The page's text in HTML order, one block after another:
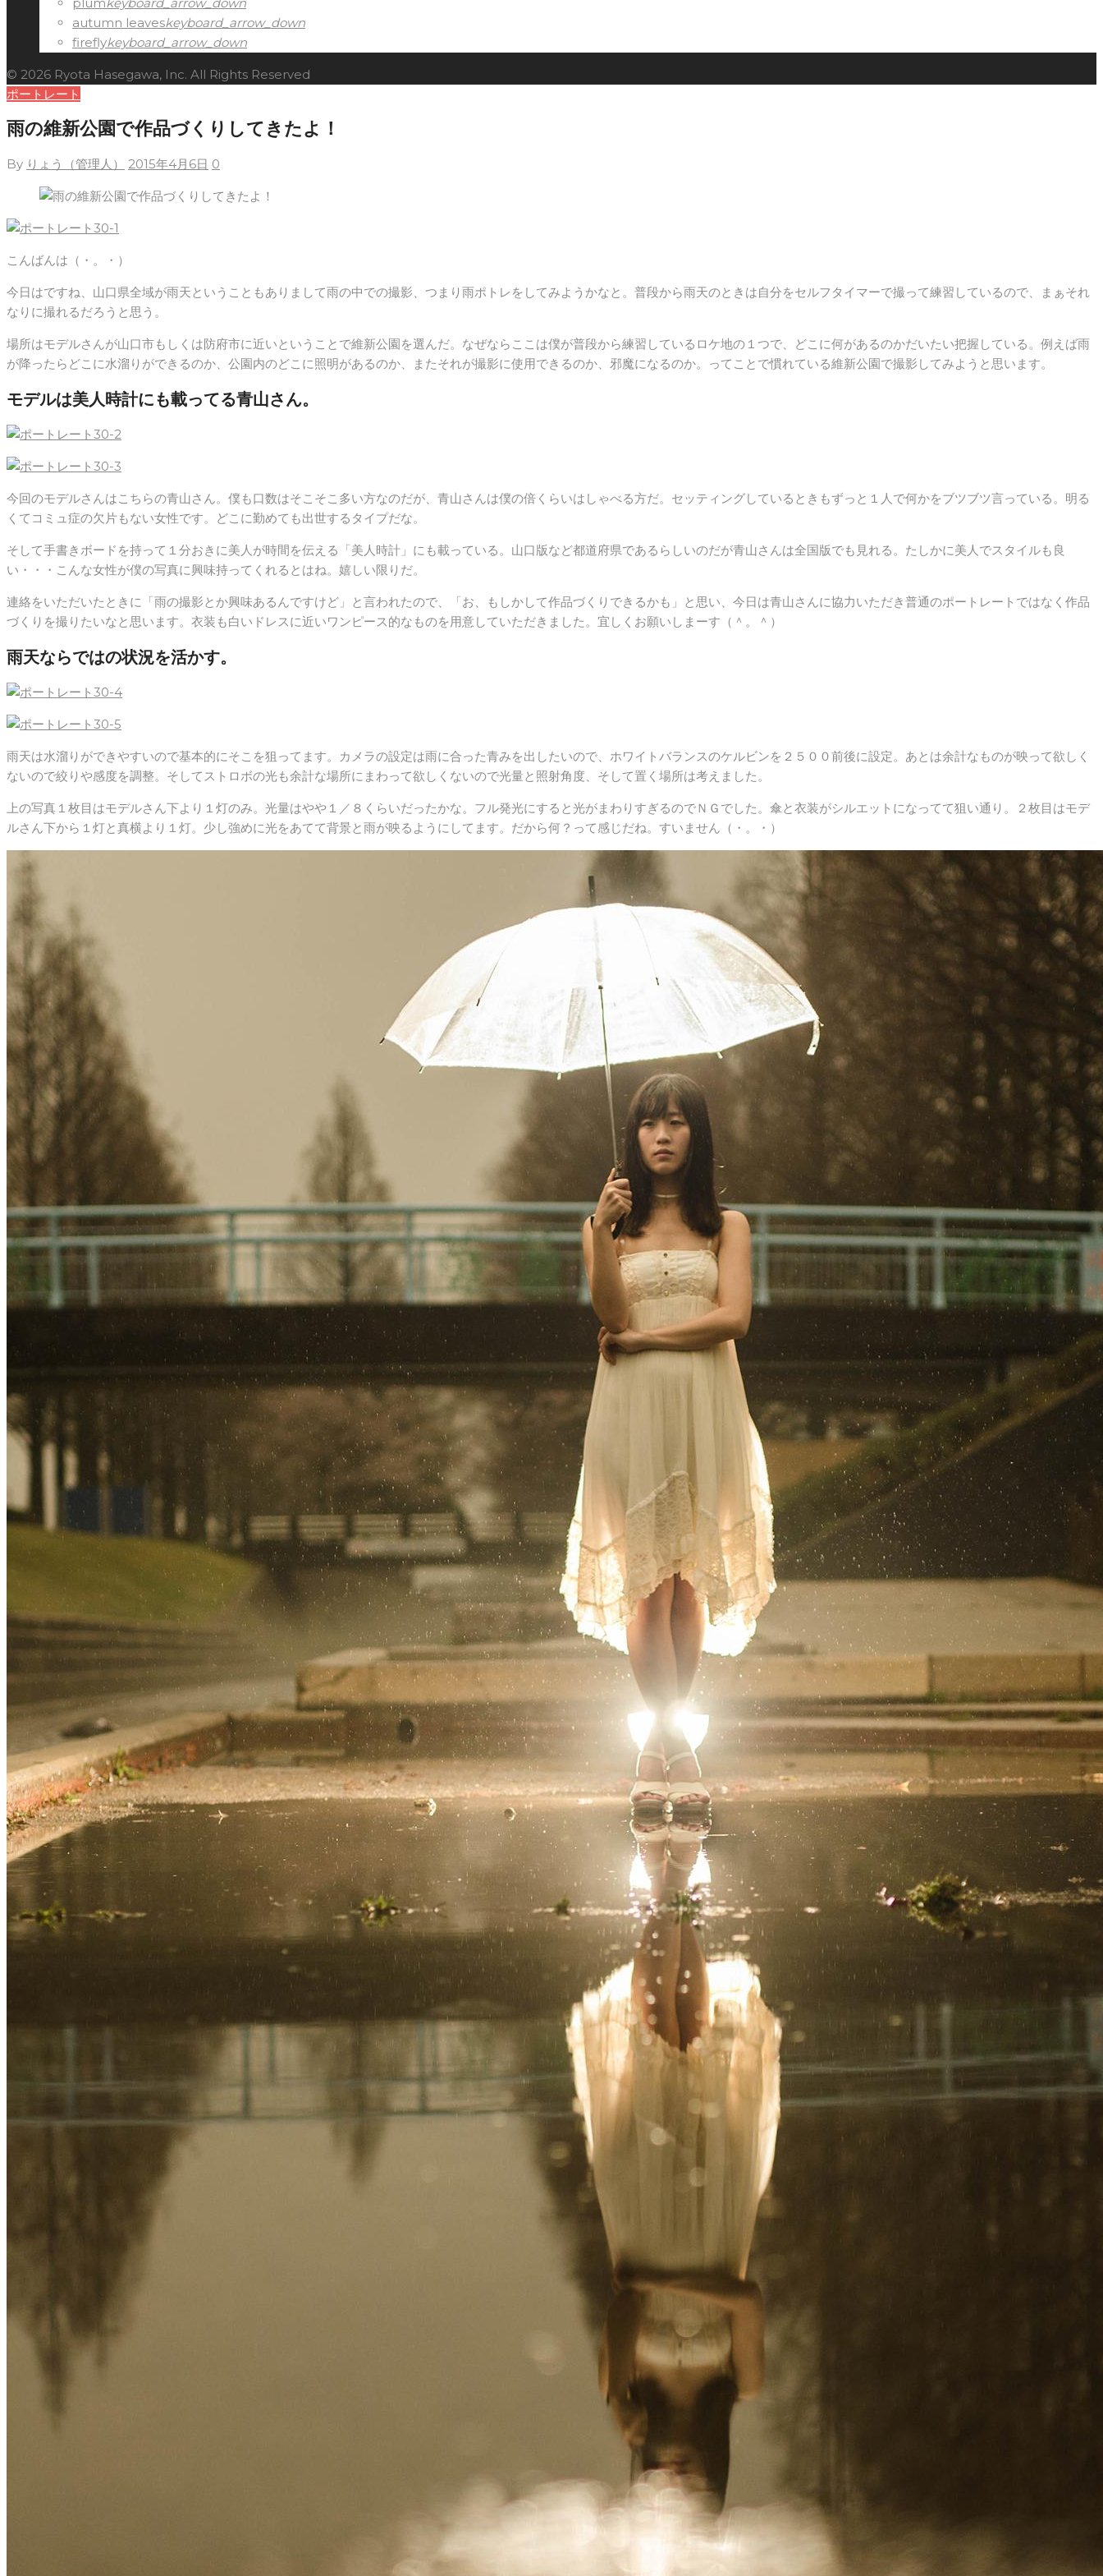
autumn leaveskeyboard_arrow_down
fireflykeyboard_arrow_down
© 2026 Ryota Hasegawa, Inc. All Rights Reserved
ポートレート
雨の維新公園で作品づくりしてきたよ！
By りょう（管理人） 2015年4月6日 0
こんばんは（・。・）
今日はですね、山口県全域が雨天ということもありまして雨の中での撮影、つまり雨ポトレをしてみようかなと。普段から雨天のときは自分をセルフタイマーで撮って練習しているので、まぁそれ
なりに撮れるだろうと思う。
場所はモデルさんが山口市もしくは防府市に近いということで維新公園を選んだ。なぜならここは僕が普段から練習しているロケ地の１つで、どこに何があるのかだいたい把握している。例えば雨
が降ったらどこに水溜りができるのか、公園内のどこに照明があるのか、またそれが撮影に使用できるのか、邪魔になるのか。ってことで慣れている維新公園で撮影してみようと思います。
モデルは美人時計にも載ってる青山さん。
今回のモデルさんはこちらの青山さん。僕も口数はそこそこ多い方なのだが、青山さんは僕の倍くらいはしゃべる方だ。セッティングしているときもずっと１人で何かをブツブツ言っている。明る
くてコミュ症の欠片もない女性です。どこに勤めても出世するタイプだな。
そして手書きボードを持って１分おきに美人が時間を伝える「美人時計」にも載っている。山口版など都道府県であるらしいのだが青山さんは全国版でも見れる。たしかに美人でスタイルも良
い・・・こんな女性が僕の写真に興味持ってくれるとはね。嬉しい限りだ。
連絡をいただいたときに「雨の撮影とか興味あるんですけど」と言われたので、「お、もしかして作品づくりできるかも」と思い、今日は青山さんに協力いただき普通のポートレートではなく作品
づくりを撮りたいなと思います。衣装も白いドレスに近いワンピース的なものを用意していただきました。宜しくお願いしまーす（＾。＾）
雨天ならではの状況を活かす。
雨天は水溜りができやすいので基本的にそこを狙ってます。カメラの設定は雨に合った青みを出したいので、ホワイトバランスのケルビンを２５００前後に設定。あとは余計なものが映って欲しく
ないので絞りや感度を調整。そしてストロボの光も余計な場所にまわって欲しくないので光量と照射角度、そして置く場所は考えました。
上の写真１枚目はモデルさん下より１灯のみ。光量はやや１／８くらいだったかな。フル発光にすると光がまわりすぎるのでＮＧでした。傘と衣装がシルエットになってて狙い通り。２枚目はモデ
ルさん下から１灯と真横より１灯。少し強めに光をあてて背景と雨が映るようにしてます。だから何？って感じだね。すいません（・。・）